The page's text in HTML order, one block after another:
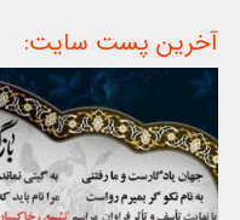
آخرین پست سایت: